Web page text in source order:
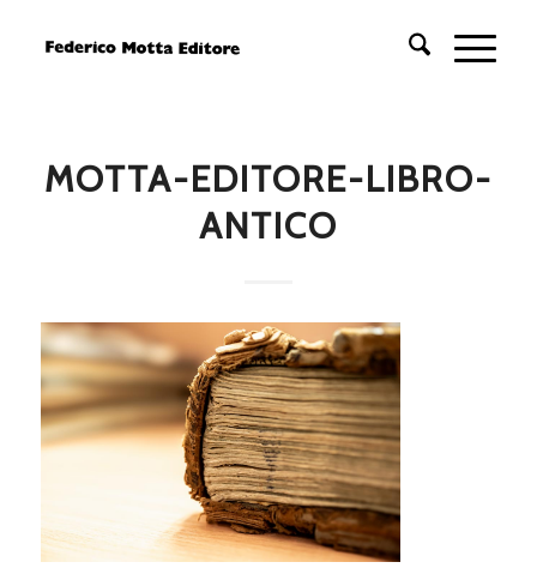
MOTTA-EDITORE-LIBRO-
ANTICO